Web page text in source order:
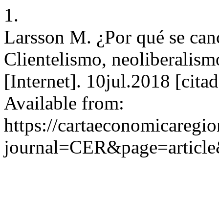
1.
Larsson M. ¿Por qué se
Clientelismo,
[Internet]. 10jul.2018
Available from:
https://